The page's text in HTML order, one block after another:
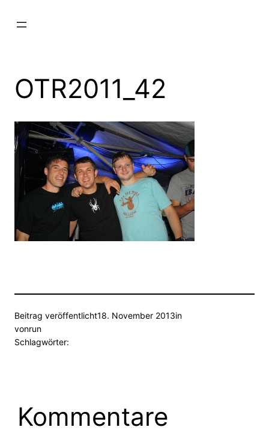
Inhalt
OTR2011_42
Beitrag veröffentlicht18. November 2013in
vonrun
Schlagwörter:
Kommentare